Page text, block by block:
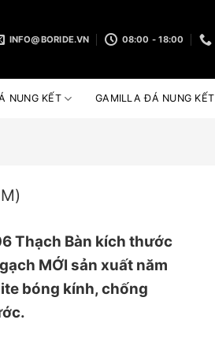
INFO@BORIDE.VN 08:00 - 18:00
NUNG KẾT GAMILLA ĐÁ NUNG KẾT
Thạch Bàn kích thước
MỚI sản xuất năm
bóng kính, chống